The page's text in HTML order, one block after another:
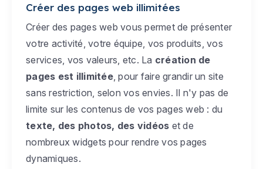
Créer des pages web illimitées
Créer des pages web vous permet de présenter
votre activité, votre équipe, vos produits, vos
services, vos valeurs, etc. La création de
pages est illimitée, pour faire grandir un site
sans restriction, selon vos envies. Il n'y pas de
limite sur les contenus de vos pages web : du
texte, des photos, des vidéos et de
nombreux widgets pour rendre vos pages
dynamiques.